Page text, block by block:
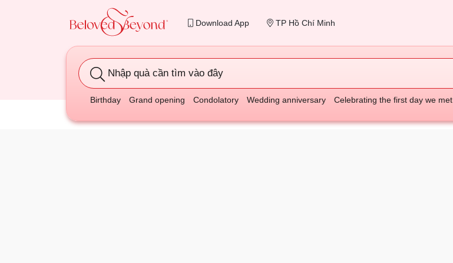
Download App TP Hồ Chí Minh
Nhập quà cần tìm vào đây
Birthday Grand opening Condolatory Wedding anniversary Celebrating the first day we met